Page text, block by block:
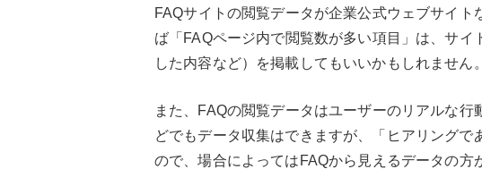
FAQサイトの閲覧データが企業公式ウェブサイ
ば「FAQページ内で閲覧数が多い項目」は、サ
した内容など）を掲載してもいいかもしれません。
また、FAQの閲覧データはユーザーのリアルな
どでもデータ収集はできますが、「ヒアリング
ので、場合によってはFAQから見えるデータの